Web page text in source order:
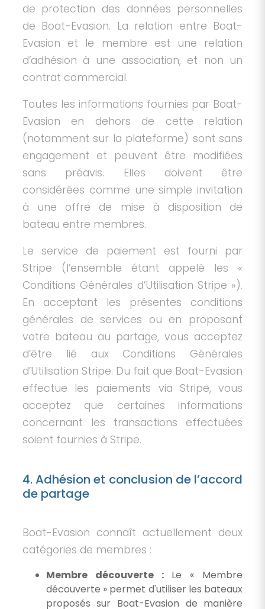
de protection des données personnelles
de Boat-Evasion. La relation entre Boat-
Evasion et le membre est une relation
d’adhésion à une association, et non un
contrat commercial.
Toutes les informations fournies par Boat-
Evasion en dehors de cette relation
(notamment sur la plateforme) sont sans
engagement et peuvent être modifiées
sans préavis. Elles doivent être
considérées comme une simple invitation
à une offre de mise à disposition de
bateau entre membres.
Le service de paiement est fourni par
Stripe (l’ensemble étant appelé les «
Conditions Générales d’Utilisation Stripe »).
En acceptant les présentes conditions
générales de services ou en proposant
votre bateau au partage, vous acceptez
d’être lié aux Conditions Générales
d’Utilisation Stripe. Du fait que Boat-Evasion
effectue les paiements via Stripe, vous
acceptez que certaines informations
concernant les transactions effectuées
soient fournies à Stripe.
4. Adhésion et conclusion de l’accord
de partage
Boat-Evasion connaît actuellement deux
catégories de membres :
Membre découverte :Le « Membre
découverte » permet d'utiliser les bateaux
proposés sur Boat-Evasion de manière